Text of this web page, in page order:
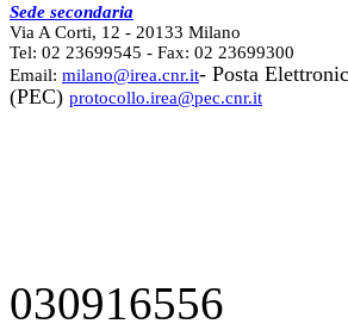
Sede secondaria
Via A Corti, 12 - 20133 Milano
Tel: 02 23699545 - Fax: 02 23699300
Email: milano@irea.cnr.it- Posta
(PEC) protocollo.irea@pec.cnr.it
030916556